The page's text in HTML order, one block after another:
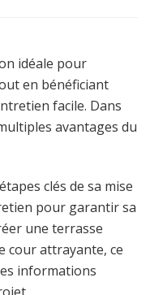
idéale pour
en bénéficiant
facile. Dans
avantages du
clés de sa mise
pour garantir sa
une terrasse
cour attrayante, ce
informations